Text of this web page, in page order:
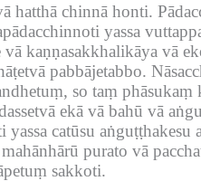
hatthā chinnā honti.
yassa
kaṇṇasakkhalikāya vā
pabbājetabbo.
so taṃ phāsukaṃ
ekā vā bahū vā
yassa catūsu aṅguṭṭhakesu
purato vā
sakkoti.